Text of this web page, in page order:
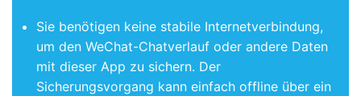
Sie benötigen keine stabile Internetverbindung,
um den WeChat-Chatverlauf oder andere Daten
mit dieser App zu sichern. Der
Sicherungsvorgang kann einfach offline über ein